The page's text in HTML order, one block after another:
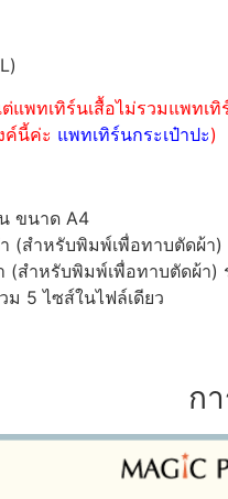
พทเทิร์นเสื้อไม่รวมแพทเ
ค์นี้ค่ะ แพทเทิร์นกระเป๋าปะ)
ขนาด A4
(สำหรับพิมพ์เพื่อทาบตัดผ้า
(สำหรับพิมพ์เพื่อทาบตัดผ้า)
5 ไซส์ในไฟล์เดียว
ก